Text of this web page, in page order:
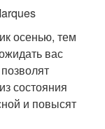
осенью, тем
вас
состояния
и повысят